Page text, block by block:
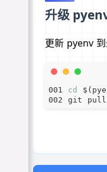
升级
更新 pyenv 到
cd